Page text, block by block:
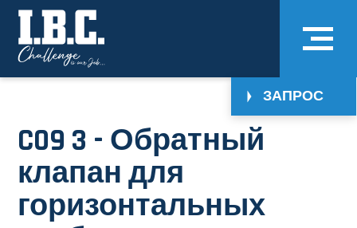
ЗАПРОС
C09 3 - Обратный
клапан для
горизонтальных